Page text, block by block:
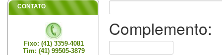
CONTATO
Fixo: (41) 3359-4081
Tim: (41) 99505-3879
Complemento: